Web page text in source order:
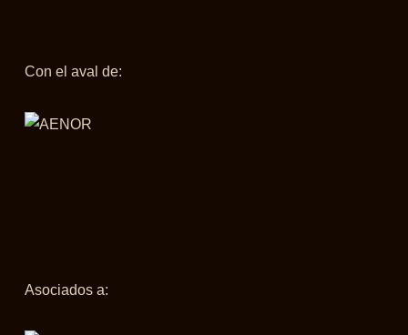
Con el aval de:
Asociados a: